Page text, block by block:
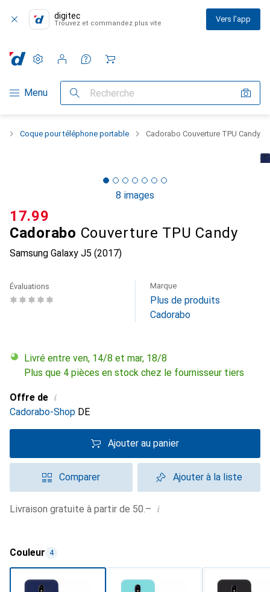
digitec
Trouvez et commandez plus vite Vers l'app
Navigation par catégorie
Menu Recherche
Paramètres
Compte client
Listes de comparaison
Listes d'envies
Panier
Coque pour téléphone portable Cadorabo Couverture TPU Candy
8 images
Cadorabo Couverture TPU Candy
Samsung Galaxy J5 (2017)
CHF
17.99
Évaluations Marque
Plus de produits
Cadorabo
Livré entre ven, 14/8 et mar, 18/8
Plus que 4 pièces en stock chez le fournisseur tiers
Offre de i
Cadorabo-Shop DE
Ajouter au panier
Comparer Ajouter à la liste
Livraison gratuite à partir de 50.– i
Couleur 4